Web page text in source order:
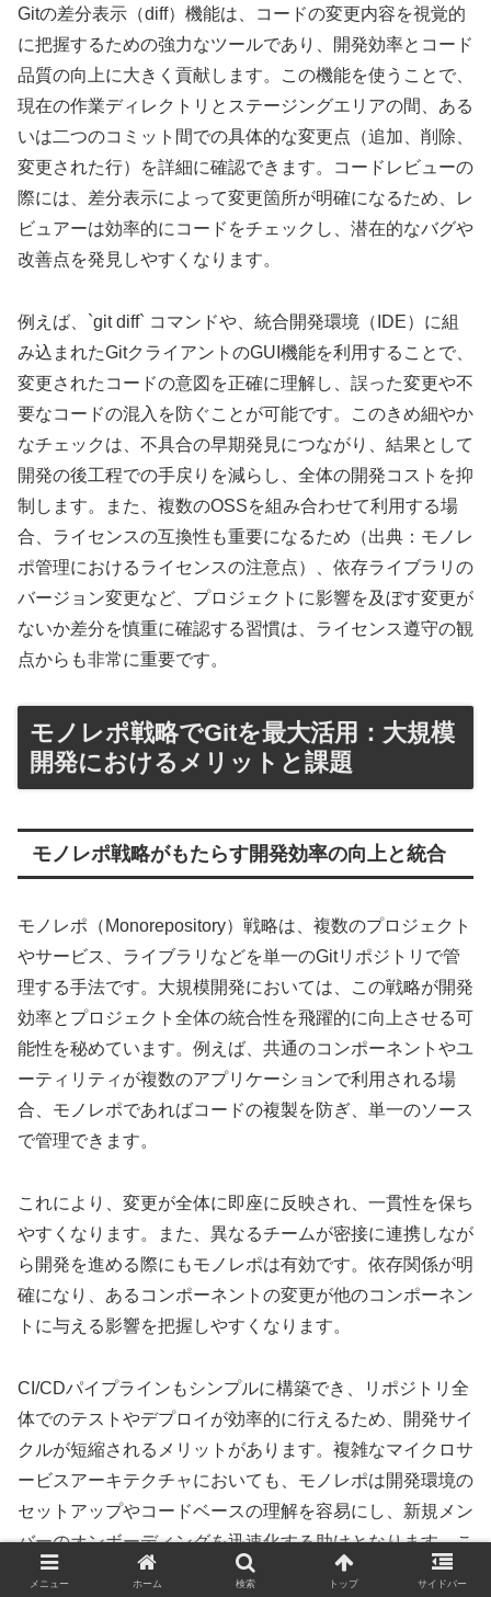
Gitの差分表示（diff）機能は、コードの変更内容を視覚的
に把握するための強力なツールであり、開発効率とコード
品質の向上に大きく貢献します。この機能を使うことで、
現在の作業ディレクトリとステージングエリアの間、ある
いは二つのコミット間での具体的な変更点（追加、削除、
変更された行）を詳細に確認できます。コードレビューの
際には、差分表示によって変更箇所が明確になるため、レ
ビュアーは効率的にコードをチェックし、潜在的なバグや
改善点を発見しやすくなります。
例えば、`git diff` コマンドや、統合開発環境（IDE）に組
み込まれたGitクライアントのGUI機能を利用することで、
変更されたコードの意図を正確に理解し、誤った変更や不
要なコードの混入を防ぐことが可能です。このきめ細やか
なチェックは、不具合の早期発見につながり、結果として
開発の後工程での手戻りを減らし、全体の開発コストを抑
制します。また、複数のOSSを組み合わせて利用する場
合、ライセンスの互換性も重要になるため（出典：モノレ
ポ管理におけるライセンスの注意点）、依存ライブラリの
バージョン変更など、プロジェクトに影響を及ぼす変更が
ないか差分を慎重に確認する習慣は、ライセンス遵守の観
点からも非常に重要です。
モノレポ戦略でGitを最大活用：大規模
開発におけるメリットと課題
モノレポ戦略がもたらす開発効率の向上と統合
モノレポ（Monorepository）戦略は、複数のプロジェクト
やサービス、ライブラリなどを単一のGitリポジトリで管
理する手法です。大規模開発においては、この戦略が開発
効率とプロジェクト全体の統合性を飛躍的に向上させる可
能性を秘めています。例えば、共通のコンポーネントやユ
ーティリティが複数のアプリケーションで利用される場
合、モノレポであればコードの複製を防ぎ、単一のソース
で管理できます。
これにより、変更が全体に即座に反映され、一貫性を保ち
やすくなります。また、異なるチームが密接に連携しなが
ら開発を進める際にもモノレポは有効です。依存関係が明
確になり、あるコンポーネントの変更が他のコンポーネン
トに与える影響を把握しやすくなります。
CI/CDパイプラインもシンプルに構築でき、リポジトリ全
体でのテストやデプロイが効率的に行えるため、開発サイ
クルが短縮されるメリットがあります。複雑なマイクロサ
ービスアーキテクチャにおいても、モノレポは開発環境の
セットアップやコードベースの理解を容易にし、新規メン
バーのオンボーディングを迅速化する助けとなります。こ
れにより、大規模な開発組織全体としての生産性向上が期
メニュー ホーム 検索 トップ サイドバー